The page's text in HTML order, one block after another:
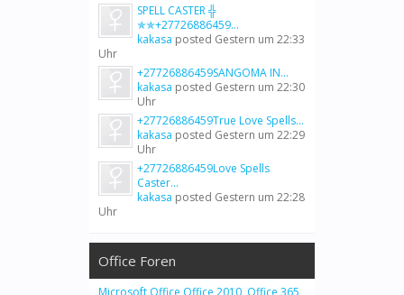
SPELL CASTER ╬
✯✯+27726886459...
kakasa posted Gestern um 22:33
Uhr
+27726886459SANGOMA IN...
kakasa posted Gestern um 22:30
Uhr
+27726886459True Love Spells...
kakasa posted Gestern um 22:29
Uhr
+27726886459Love Spells
Caster...
kakasa posted Gestern um 22:28
Uhr
Office Foren
Microsoft Office Office 2010 Office 365